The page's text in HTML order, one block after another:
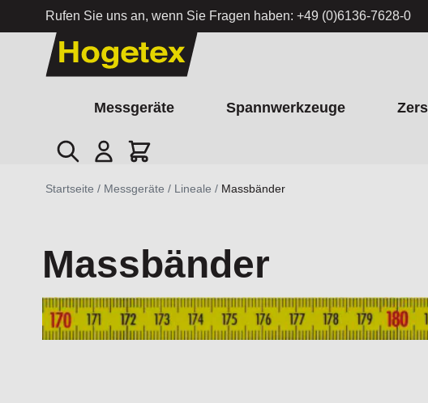
Rufen Sie uns an, wenn Sie Fragen haben: +49 (0)6136-7628-0
Zum Inhalt springen
Messgeräte Spannwerkzeuge
Suche Cart
Startseite / Messgeräte / Lineale / Massbänder
Massbänder